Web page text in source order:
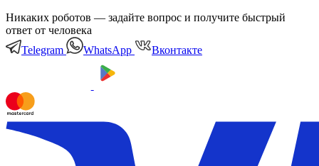
Никаких роботов — задайте вопрос и получите быстрый
ответ от человека
Telegram
WhatsApp Вконтакте